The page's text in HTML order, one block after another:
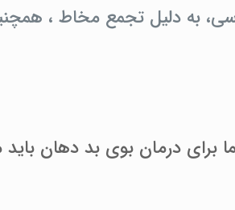
به دلیل تجمع مخاط ،
برای درمان بوی بد دهان